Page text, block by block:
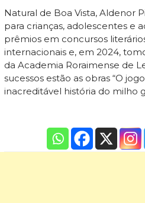
Natural de Boa Vista, Aldenor
para crianças, adolescentes e
prêmios em concursos
internacionais e, em 2024,
da Academia Roraimense de
sucessos estão as obras “O
inacreditável história do milho